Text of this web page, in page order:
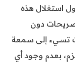
استغلال هذه
دون
تسيء إلى سمعة
بعدم وجود أي